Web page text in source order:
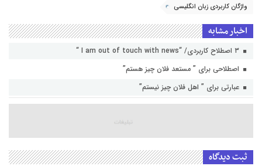
واژگان کاربردی زبان انگلیسی
اخبار مشابه
اصطلاحی برای ” مستعد فلان چیز هستم”
عبارتی برای ” اهل فلان چیز نیستم”
ثبت دیدگاه